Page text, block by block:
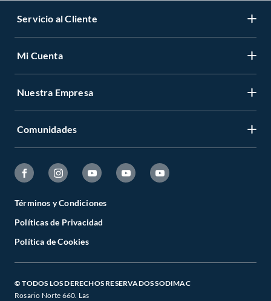
Servicio al Cliente
Mi Cuenta
Nuestra Empresa
Comunidades
Términos y Condiciones
Políticas de Privacidad
Política de Cookies
© TODOS LOS DERECHOS RESERVADOS SODIMAC
Rosario Norte 660. Las